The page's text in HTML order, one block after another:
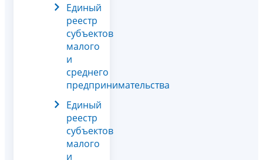
Единый
реестр
субъектов
малого
и
среднего
предпринимательства
Единый
реестр
субъектов
малого
и